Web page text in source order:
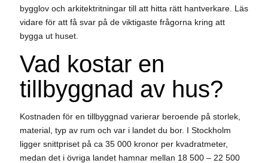
bygglov och arkitektritningar till att hitta rätt hantverkare. Läs
vidare för att få svar på de viktigaste frågorna kring att
bygga ut huset.
Vad kostar en
tillbyggnad av hus?
Kostnaden för en tillbyggnad varierar beroende på storlek,
material, typ av rum och var i landet du bor. I Stockholm
ligger snittpriset på ca 35 000 kronor per kvadratmeter,
medan det i övriga landet hamnar mellan 18 500 – 22 500